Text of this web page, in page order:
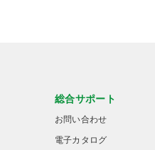
総合サポート
お問い合わせ
電子カタログ